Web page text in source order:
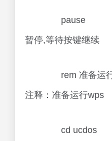
暂停,等待按键继续
rem 准
注释：准备运行wps
cd